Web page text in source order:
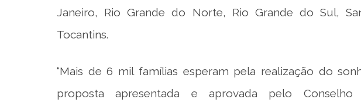
Janeiro, Rio Grande do Norte, Rio Grande do Sul,
Tocantins.
“Mais de 6 mil famílias esperam pela realização do
proposta apresentada e aprovada pelo